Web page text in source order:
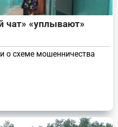
чат» «уплывают»
о схеме мошенничества